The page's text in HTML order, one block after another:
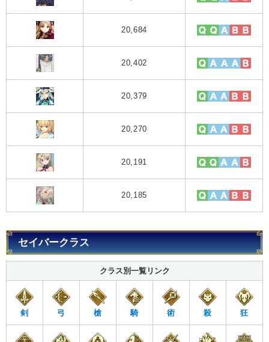
20,684
20,402
20,379
20,270
20,191
20,185
セイバークラス
クラス別一覧リンク
剣 弓 槍 騎 術 殺 狂